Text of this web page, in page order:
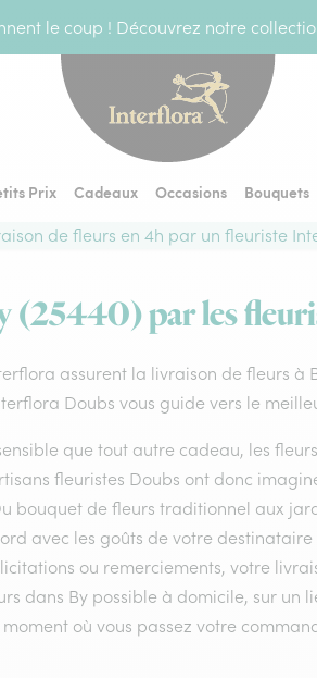
le coup ! Découvrez notre
Prix Cadeaux Occasions Bouquets
de fleurs en 4h par un fleuriste
(25440) par les
assurent la livraison de fleurs
Doubs vous guide vers le
que tout autre cadeau, les
fleuristes Doubs ont donc
bouquet de fleurs traditionnel aux
avec les goûts de votre
ou remerciements, votre
dans By possible à domicile, sur un
où vous passez votre